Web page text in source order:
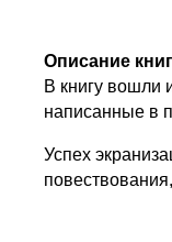
Описание
В книгу вошли
написанные в
Успех